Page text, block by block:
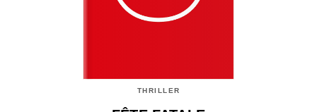
THRILLER